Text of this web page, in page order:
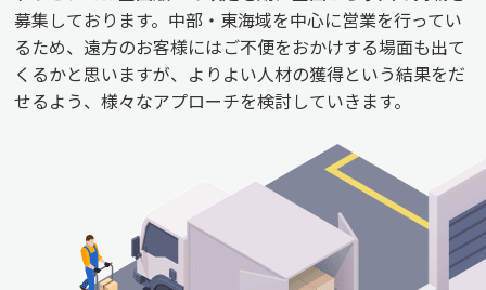
募集しております。中部・東海域を中心に営業を行ってい
るため、遠方のお客様にはご不便をおかけする場面も出て
くるかと思いますが、よりよい人材の獲得という結果をだ
せるよう、様々なアプローチを検討していきます。